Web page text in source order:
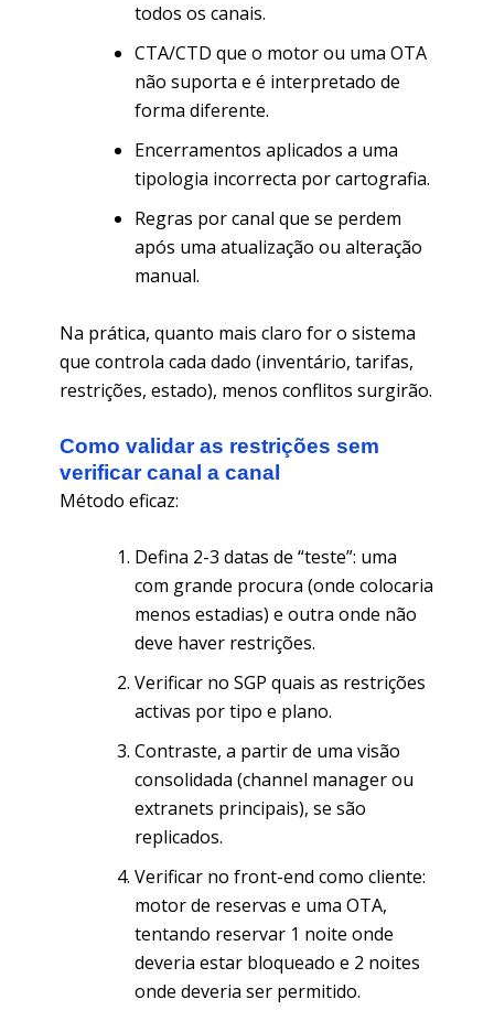
todos os canais.
CTA/CTD que o motor ou uma OTA
não suporta e é interpretado de
forma diferente.
Encerramentos aplicados a uma
tipologia incorrecta por cartografia.
Regras por canal que se perdem
após uma atualização ou alteração
manual.
Na prática, quanto mais claro for o sistema
que controla cada dado (inventário, tarifas,
restrições, estado), menos conflitos surgirão.
Como validar as restrições sem
verificar canal a canal
Método eficaz:
Defina 2-3 datas de “teste”: uma
com grande procura (onde colocaria
menos estadias) e outra onde não
deve haver restrições.
Verificar no SGP quais as restrições
activas por tipo e plano.
Contraste, a partir de uma visão
consolidada (channel manager ou
extranets principais), se são
replicados.
Verificar no front-end como cliente:
motor de reservas e uma OTA,
tentando reservar 1 noite onde
deveria estar bloqueado e 2 noites
onde deveria ser permitido.